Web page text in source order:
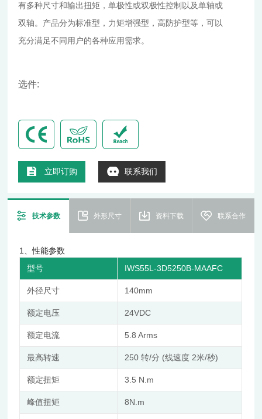
有多种尺寸和输出扭矩，单极性或双极性控制以及单轴或
双轴。产品分为标准型，力矩增强型，高防护型等，可以
充分满足不同用户的各种应用需求。
选件:
立即订购 联系我们
技术参数 外形尺寸 资料下载 联系合作
1、性能参数
型号
IWS55L-3D5250B-MAAFC
外径尺寸 140mm
额定电压 24VDC
额定电流 5.8 Arms
最高转速 250 转/分 (线速度 2米/秒)
额定扭矩 3.5 N.m
峰值扭矩 8N.m